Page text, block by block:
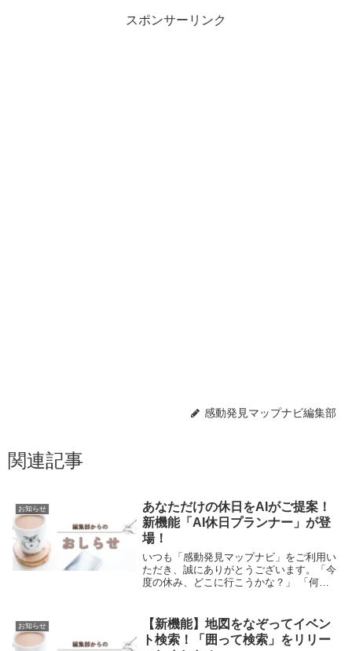
スポンサーリンク
感動発見マップナビ編集部
関連記事
お知らせ
あなただけの休日をAIがご提案！
新機能「AI休日プランナー」が登
場！
いつも「感動発見マップナビ」をご利用い
ただき、誠にありがとうございます。「今
度の休み、どこに行こうかな？」 「何か
休日プランナー」（ベータ版）をプレリリ
ースいたし...
お知らせ
【新機能】地図をなぞってイベン
ト検索！「囲って検索」をリリー